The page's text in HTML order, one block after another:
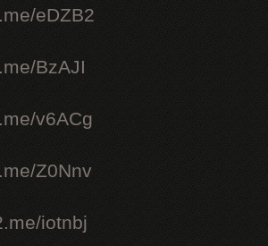
eDZB2
BzAJI
v6ACg
Z0Nnv
iotnbj